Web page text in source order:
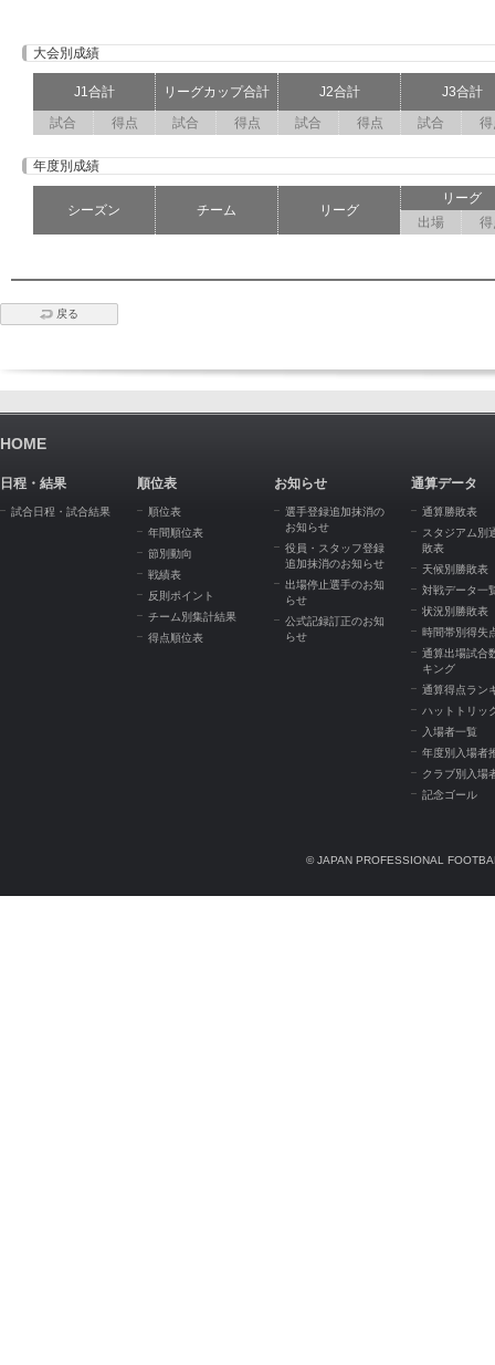
大会別成績
J1合計 リーグカップ合計 J2合計
J3合計
試合
得点 試合 得点 試合 得点 試合 得
年度別成績
シーズン チーム リーグ
リーグ
出場
得
戻る
HOME
日程・結果
試合日程・試合結果
順位表
順位表
年間順位表
節別動向
戦績表
反則ポイント
チーム別集計結果
得点順位表
お知らせ
選手登録追加抹消の
お知らせ
役員・スタッフ登録
追加抹消のお知らせ
出場停止選手のお知
らせ
公式記録訂正のお知
らせ
通算データ
通算勝敗表
スタジアム別
敗表
天候別勝敗表
対戦データ一
状況別勝敗表
時間帯別得失
通算出場試合
キング
通算得点ラン
ハットトリッ
入場者一覧
年度別入場者
クラブ別入場
記念ゴール
© JAPAN PROFESSIONAL